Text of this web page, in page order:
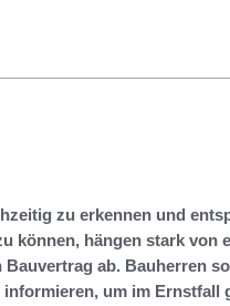
zu erkennen und
können, hängen stark von
ab. Bauherren
um im Ernstfall